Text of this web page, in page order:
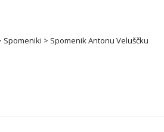
Spomeniki > Spomenik Antonu Veluščku